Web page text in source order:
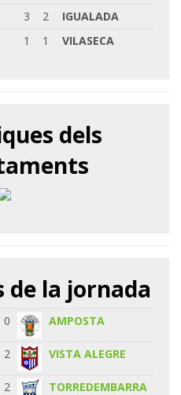
3 2
IGUALADA
1 1 VILASECA
dels
la jornada
0 AMPOSTA
2 VISTA ALEGRE
2 TORREDEMBARRA